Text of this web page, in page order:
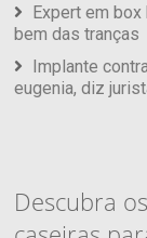
Expert em box
bem das tranças
Implante
eugenia, diz
Descubra